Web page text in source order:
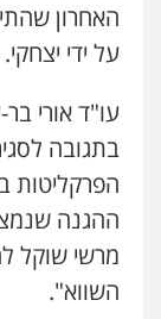
האחרון
על ידי יצחקי.
עו"ד אורי
בתגובה
הפרקליטות
ההגנה
מרשי שוקל
השווא".